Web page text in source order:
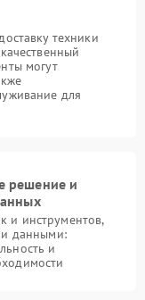
техники
могут
для
решение и
и инструментов,
данными:
и